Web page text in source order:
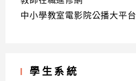
中小學教室電影院公播大平台
學生系統